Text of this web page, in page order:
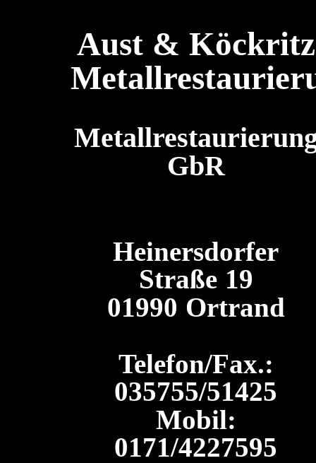
Aust & Köckritz
GbR
Heinersdorfer
Straße 19
01990 Ortrand
Telefon/Fax.:
035755/51425
Mobil:
0171/4227595